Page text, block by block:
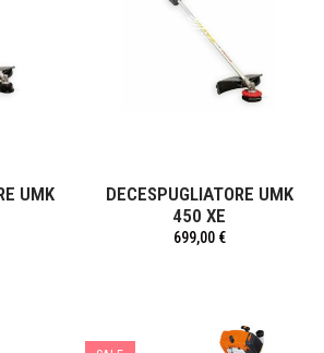
UMK
DECESPUGLIATORE UMK
450 XE
699,00 €